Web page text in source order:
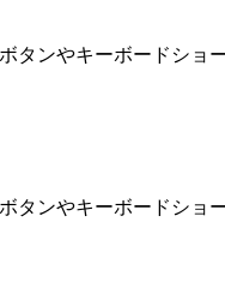
ンやキーボードショ
ンやキーボードショ